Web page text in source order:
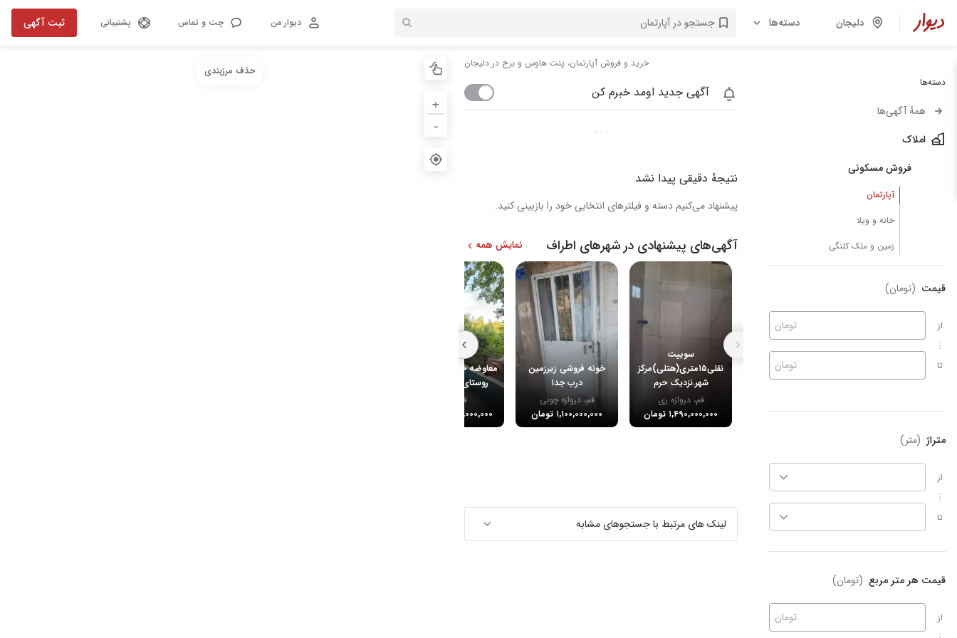
دلیجان دسته‌ها دیوار من چت و تماس پشتیبانی ثبت آگهی
دسته‌ها
همهٔ آگهی‌ها
املاک
فروش مسکونی
آپارتمان
خانه و ویلا
زمین و ملک کلنگی
قیمت (تومان)
از
تا
تومان
تومان
متراژ (متر)
از
تا
قیمت هر متر مربع (تومان)
از تومان
خرید و فروش آپارتمان، پنت هاوس و برج در دلیجان
آگهی جدید اومد خبرم کن
نتیجهٔ دقیقی پیدا نشد
پیشنهاد می‌کنیم دسته و فیلترهای انتخابی خود را بازبینی کنید.
آگهی‌های پیشنهادی در شهرهای اطراف نمایش همه
سوییت
نقلی۱۵متری(هتلی)مرکز
شهر.نزدیک حرم
قم، دروازه ری
۱,۴۹۰,۰۰۰,۰۰۰ تومان
خونه فروشی زیرزمین
درب جدا
قم، دروازه چوبی
۱,۱۰۰,۰۰۰,۰۰۰ تومان
معاوضه خونه باغ دنج در
روستای سنجگان قم
قم، بنیاد
۱۳,۵۰۰,۰۰۰,۰۰۰ تومان
لینک های مرتبط با جستجوهای مشابه
+
-
حذف مرزبندی